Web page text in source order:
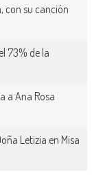
con su canción
73% de la
a Ana Rosa
Letizia en Misa